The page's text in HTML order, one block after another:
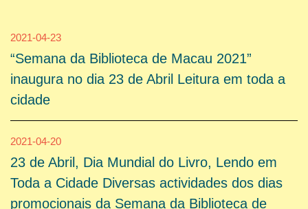
2021-04-23
“Semana da Biblioteca de Macau 2021”
inaugura no dia 23 de Abril Leitura em toda a
cidade
2021-04-20
23 de Abril, Dia Mundial do Livro, Lendo em
Toda a Cidade Diversas actividades dos dias
promocionais da Semana da Biblioteca de